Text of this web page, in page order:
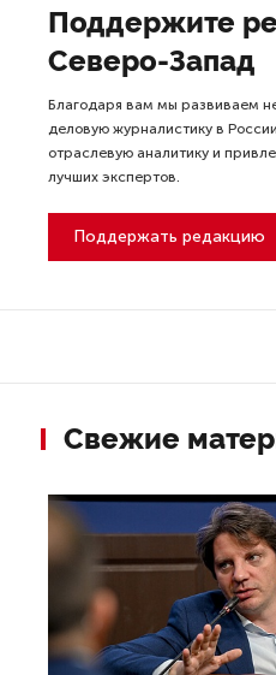
Поддержите
Северо-Запад
Благодаря вам мы развиваем
деловую журналистику в
отраслевую аналитику и
лучших экспертов.
Поддержать редакцию
Свежие